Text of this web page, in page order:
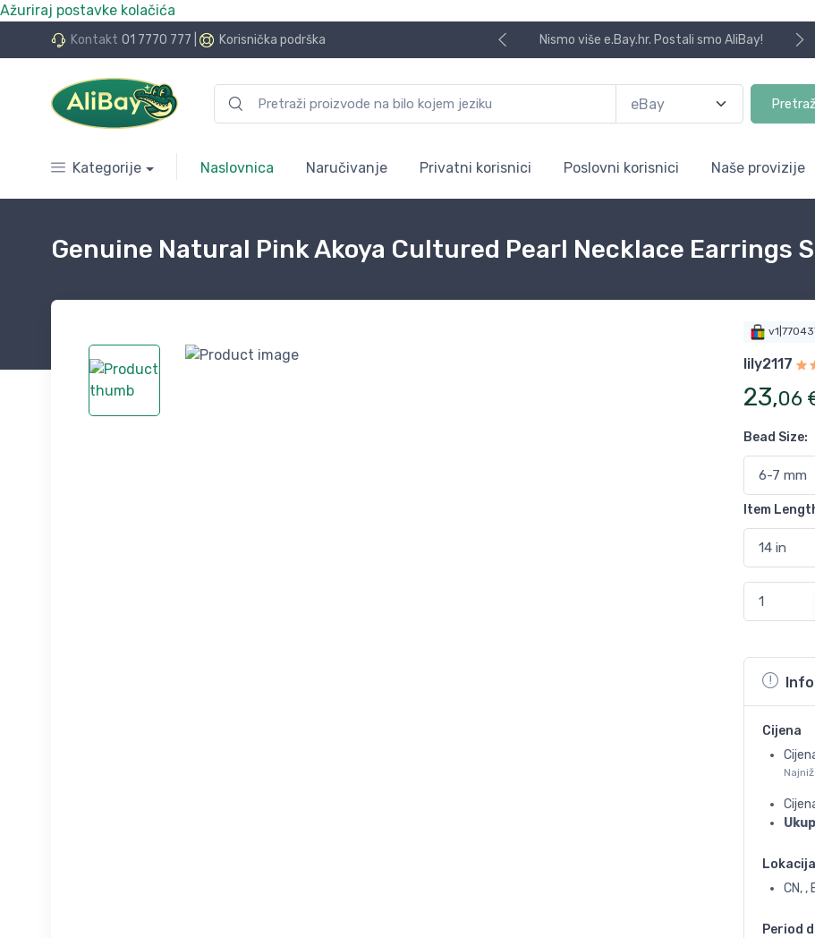
Ažuriraj postavke kolačića
Kontakt 01 7770 777 Korisnička podrška
24 rate bez kamata Nismo više e.Bay.hr. Postali smo AliBay!
Kategorije Naslovnica Naručivanje Privatni korisnici Poslovni korisnici Naše provizije
Genuine Natural Pink Akoya Cultured Pearl Necklace Earrings
lily2117
23,06
Bead Size:
Item
Cijena
Lokacija
CN, ,
Period